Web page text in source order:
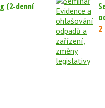
(2-denní
2